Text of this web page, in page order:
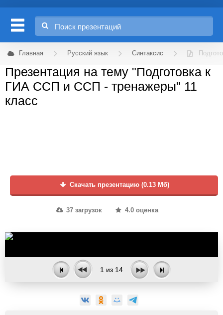
Главная Русский язык Синтаксис
Презентация на тему "Подготовка к
ГИА ССП и ССП - тренажеры" 11
класс
Скачать презентацию (0.13 Мб)
37 загрузок 4.0 оценка
1 из 14